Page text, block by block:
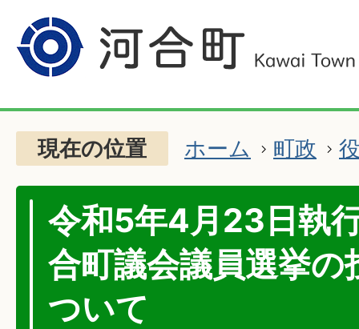
現在の位置 ホーム 町政
令和5年4月23日執
合町議会議員選挙の
ついて